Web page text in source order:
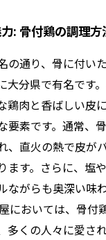
: 骨付鶏の調理方
の通り、骨に付い
大分県で有名です
鶏肉と香ばしい皮
要素です。通常、
、直火の熱で皮が
ます。さらに、塩
ながらも奥深い味
においては、骨付
多くの人々に愛さ